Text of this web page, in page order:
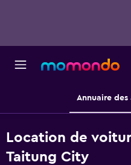
Annuaire des
Location de
Taitung City